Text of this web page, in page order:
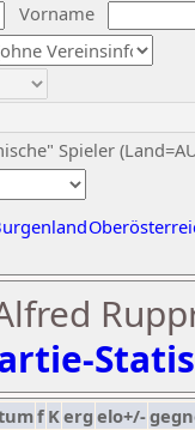
Vorname
Spieler
f Kerg elo+/-